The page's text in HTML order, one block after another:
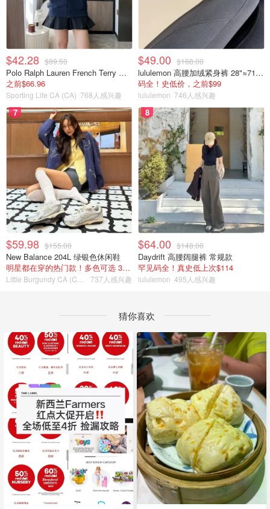
$42.28 $89.50
Polo Ralph Lauren French Terry 女童连帽卫衣 7-16码
之前$66.96
Sporting Life CA (CA) 768人感兴趣
$49.00 $168.00
lululemon 高腰加绒紧身裤 28"≈71cm 5个口袋
码全！史低价，之前$99
lululemon 746人感兴趣
7
$59.98 $155.00
New Balance 204L 绿银色休闲鞋
明星都在穿的热门款！多色可选 3.8折
737人感兴趣
8
$64.00 $148.00
Daydrift 高腰阔腿裤 常规款
罕见码全！真史低上次$114
lululemon 495人感兴趣
猜你喜欢